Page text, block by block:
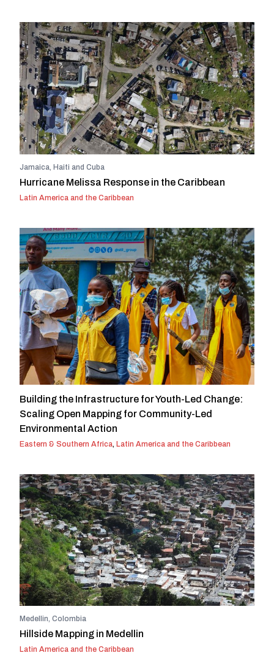
Jamaica, Haiti and Cuba
Hurricane Melissa Response in the Caribbean
Latin America and the Caribbean
Building the Infrastructure for Youth-Led Change:
Scaling Open Mapping for Community-Led
Environmental Action
Eastern & Southern Africa, Latin America and the Caribbean
Medellin, Colombia
Hillside Mapping in Medellin
Latin America and the Caribbean